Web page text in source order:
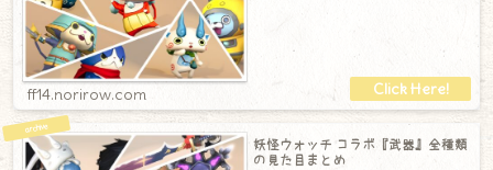
ff14.norirow.com
妖怪ウォッチ コラボ『武器』全種類
の見た目まとめ